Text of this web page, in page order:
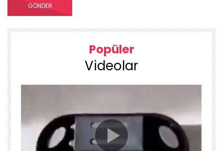
Popüler
Videolar